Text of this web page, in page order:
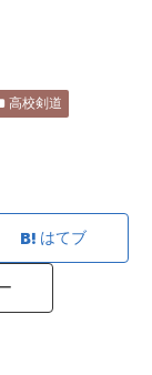
高校剣道
はてブ